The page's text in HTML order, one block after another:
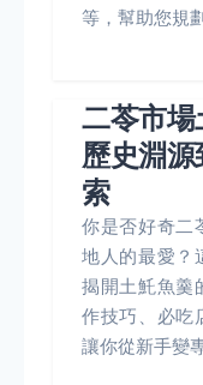
等，幫助您規
二苓市場
歷史淵
索
你是否好奇二
地人的最愛？
揭開土魠魚羹
作技巧、必吃
讓你從新手變